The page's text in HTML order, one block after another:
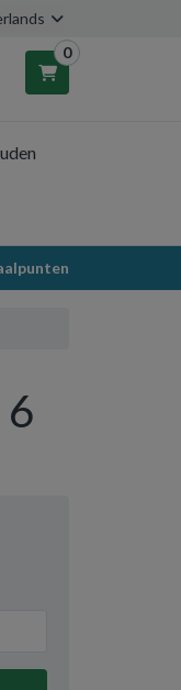
0